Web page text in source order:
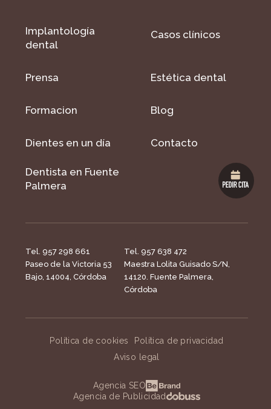
Implantología
dental
Casos clínicos
Prensa Estética dental
Formacion Blog
Dientes en un día Contacto
Dentista en Fuente
Palmera
Tel. 957 298 661
Paseo de la Victoria 53
Bajo, 14004, Córdoba
Tel. 957 638 472
Maestra Lolita Guisado S/N,
14120. Fuente Palmera,
Córdoba
Política de cookies
Política de privacidad
Aviso legal
Agencia SEO
Agencia de Publicidad